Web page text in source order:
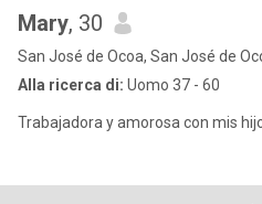
Mary, 30
San José de Ocoa, San José de
Alla ricerca di: Uomo 37 - 60
Trabajadora y amorosa con mis